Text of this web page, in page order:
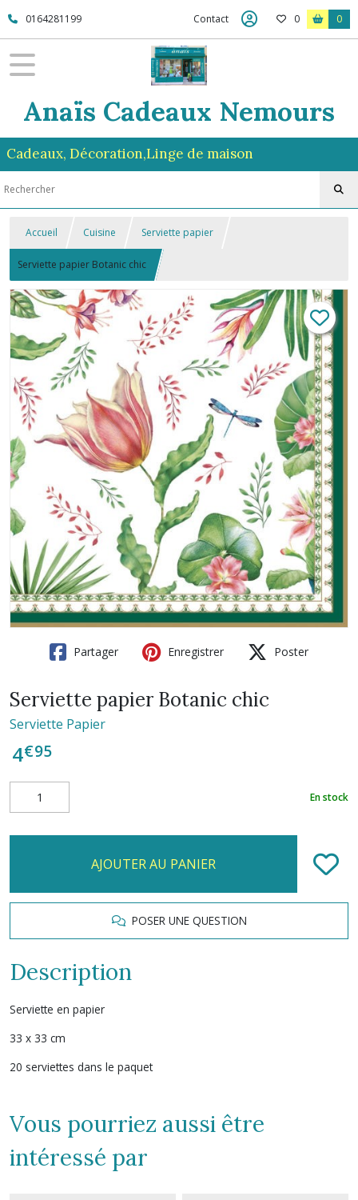
0164281199 Contact 0 0
Anaïs Cadeaux Nemours
Cadeaux, Décoration,Linge de maison
Accueil Cuisine Serviette papier
Serviette papier Botanic chic
Partager Enregistrer Poster
Serviette papier Botanic chic
Serviette Papier
4€95
En stock
AJOUTER AU PANIER
POSER UNE QUESTION
Description
Serviette en papier
33 x 33 cm
20 serviettes dans le paquet
Vous pourriez aussi être
intéressé par